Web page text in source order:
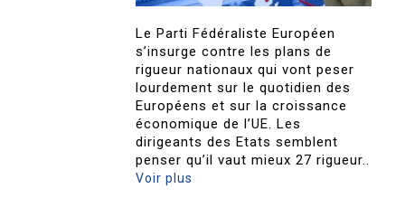
Le Parti Fédéraliste Européen
s’insurge contre les plans de
rigueur nationaux qui vont peser
lourdement sur le quotidien des
Européens et sur la croissance
économique de l’UE. Les
dirigeants des Etats semblent
penser qu’il vaut mieux 27 rigueur..
Voir plus